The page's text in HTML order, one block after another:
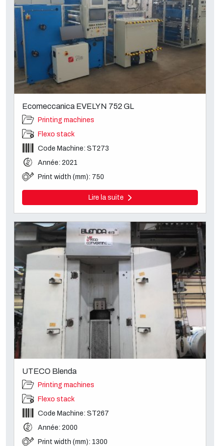
Ecomeccanica EVELYN 752 GL
Printing machines
Flexo stack
Code Machine: ST273
Année: 2021
Print width (mm): 750
Lire la suite
UTECO Blenda
Printing machines
Flexo stack
Code Machine: ST267
Année: 2000
Print width (mm): 1300